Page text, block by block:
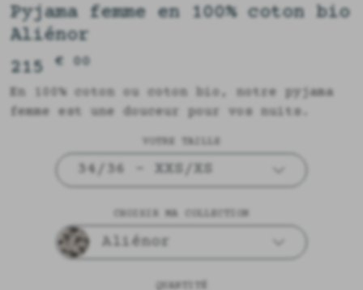
Pyjama femme en 100% coton bio
Aliénor
215€ 00
En 100% coton ou coton bio, notre pyjama
femme est une douceur pour vos nuits.
VOTRE TAILLE
34/36 - XXS/XS
CHOISIR MA COLLECTION
Aliénor
QUANTITÉ